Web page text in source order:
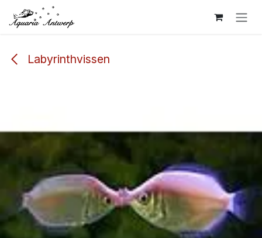
Overslaan naar inhoud
Labyrinthvissen